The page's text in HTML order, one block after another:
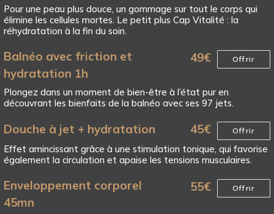
Pour une peau plus douce, un gommage sur tout le corps qui
élimine les cellules mortes. Le petit plus Cap Vitalité : la
réhydratation à la fin du soin.
Balnéo avec friction et
hydratation 1h
49€ Offrir
Plongez dans un moment de bien-être à l’état pur en
découvrant les bienfaits de la balnéo avec ses 97 jets.
Douche à jet + hydratation 45€ Offrir
Effet amincissant grâce à une stimulation tonique, qui favorise
également la circulation et apaise les tensions musculaires.
Enveloppement corporel
45mn
55€ Offrir